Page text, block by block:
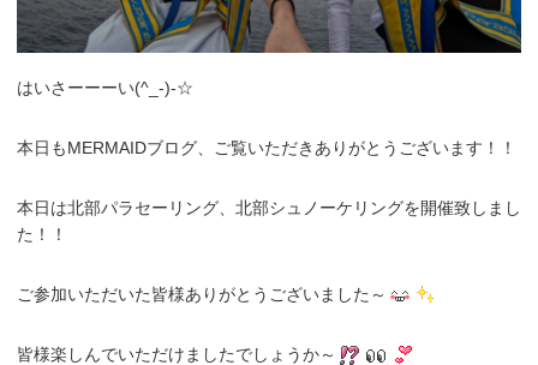
はいさーーーい(^_-)-☆
本日もMERMAIDブログ、ご覧いただきありがとうございます！！
本日は北部パラセーリング、北部シュノーケリングを開催致しまし
た！！
ご参加いただいた皆様ありがとうございました～
皆様楽しんでいただけましたでしょうか～